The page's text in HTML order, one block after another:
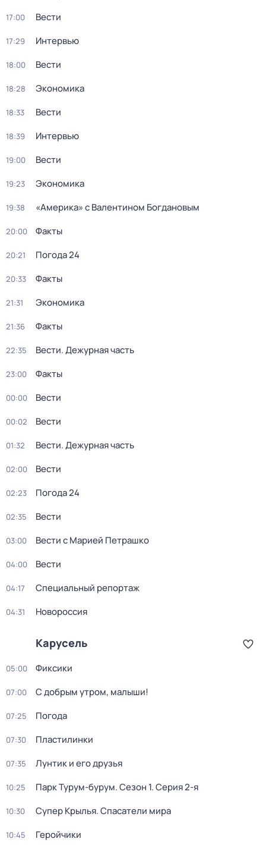
17:00 Вести
17:29 Интервью
18:00 Вести
18:28 Экономика
18:33 Вести
18:39 Интервью
19:00 Вести
19:23 Экономика
19:38 «Америка» с Валентином Богдановым
20:00 Факты
20:21 Погода 24
20:33 Факты
21:31 Экономика
21:36 Факты
22:35 Вести. Дежурная часть
23:00 Факты
00:00 Вести
00:02 Вести
01:32 Вести. Дежурная часть
02:00 Вести
02:23 Погода 24
02:35 Вести
03:00 Вести с Марией Петрашко
04:00 Вести
04:17 Специальный репортаж
04:31 Новороссия
Карусель
05:00 Фиксики
07:00 С добрым утром, малыши!
07:25 Погода
07:30 Пластилинки
07:35 Лунтик и его друзья
10:25 Парк Турум-бурум. Сезон 1. Серия 2-я
10:30 Супер Крылья. Спасатели мира
10:45 Геройчики